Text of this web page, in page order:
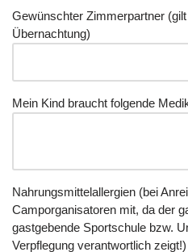
Gewünschter Zimmerpartner
Übernachtung)
Mein Kind braucht folgende
Nahrungsmittelallergien (bei
Camporganisatoren mit, da der
gastgebende Sportschule bzw.
Verpflegung verantwortlich zeigt!)